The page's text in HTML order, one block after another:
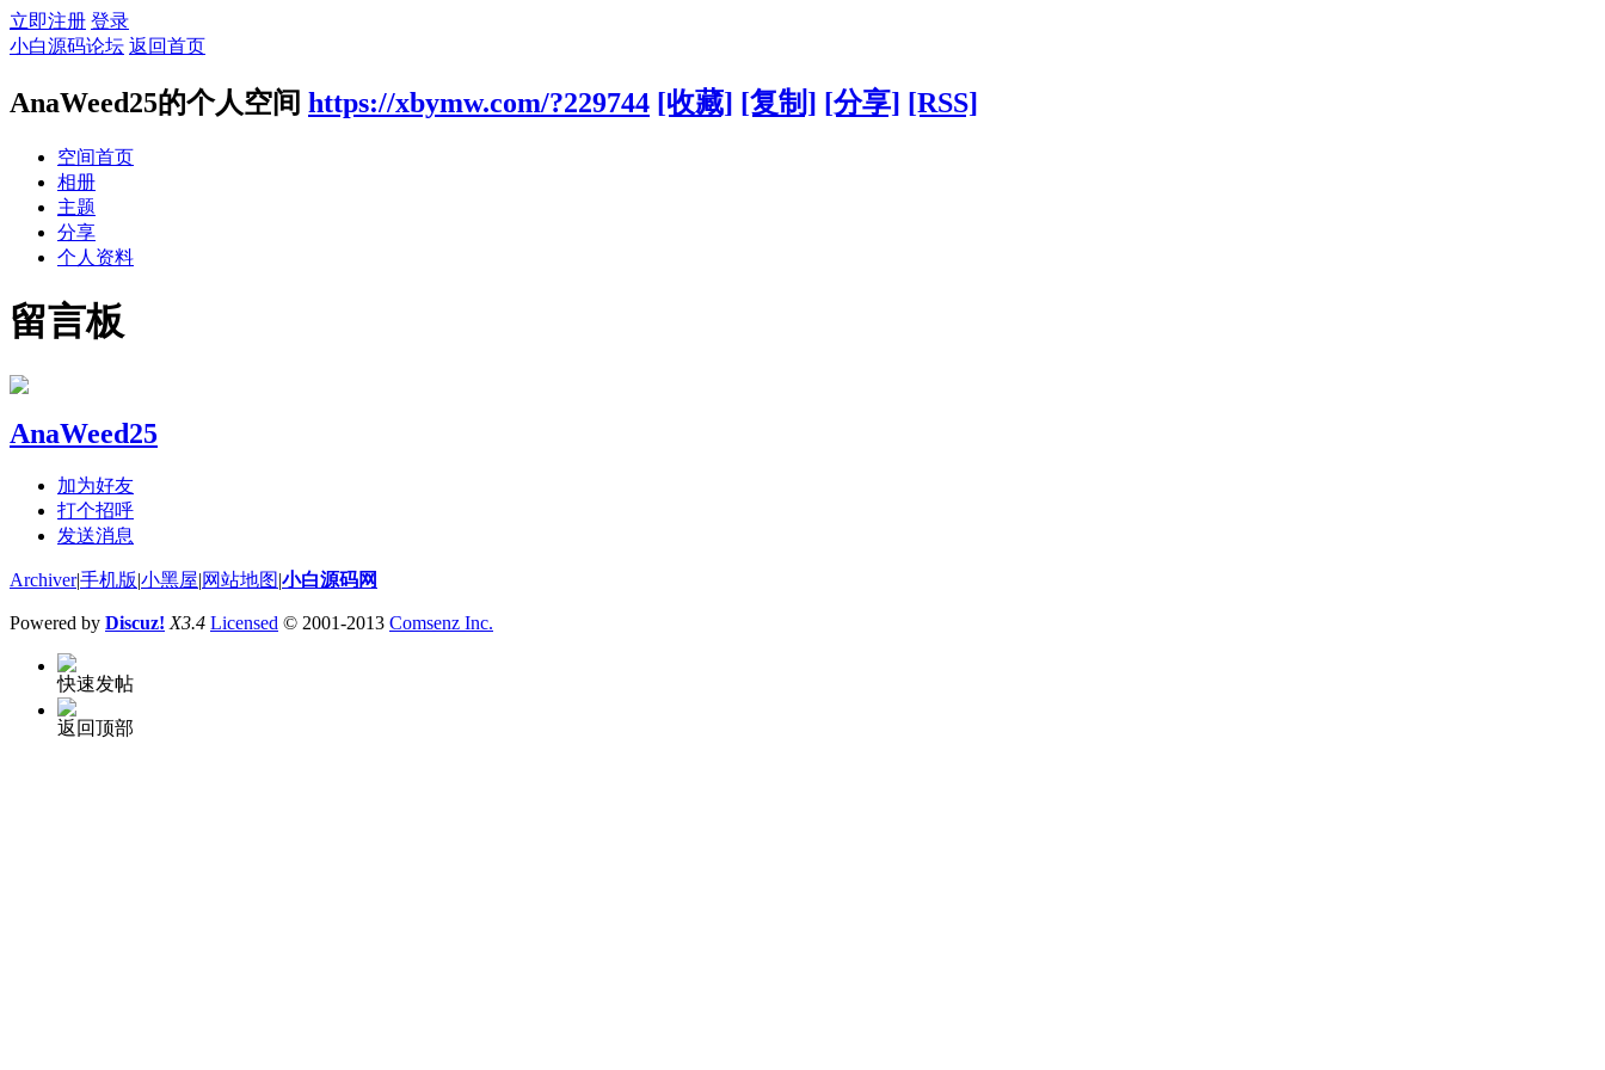
立即注册 登录
小白源码论坛 返回首页
AnaWeed25的个人空间 https://xbymw.com/?229744 [收藏] [复制] [分享] [RSS]
空间首页
相册
主题
分享
个人资料
留言板
AnaWeed25
加为好友
打个招呼
发送消息
Archiver|手机版|小黑屋|网站地图|小白源码网
Powered by Discuz! X3.4 Licensed © 2001-2013 Comsenz Inc.
快速发帖
返回顶部